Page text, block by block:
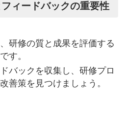
ィードバックの重要性
研修の質と成果を評価する
す。
バックを収集し、研修プロ
善策を見つけましょう。